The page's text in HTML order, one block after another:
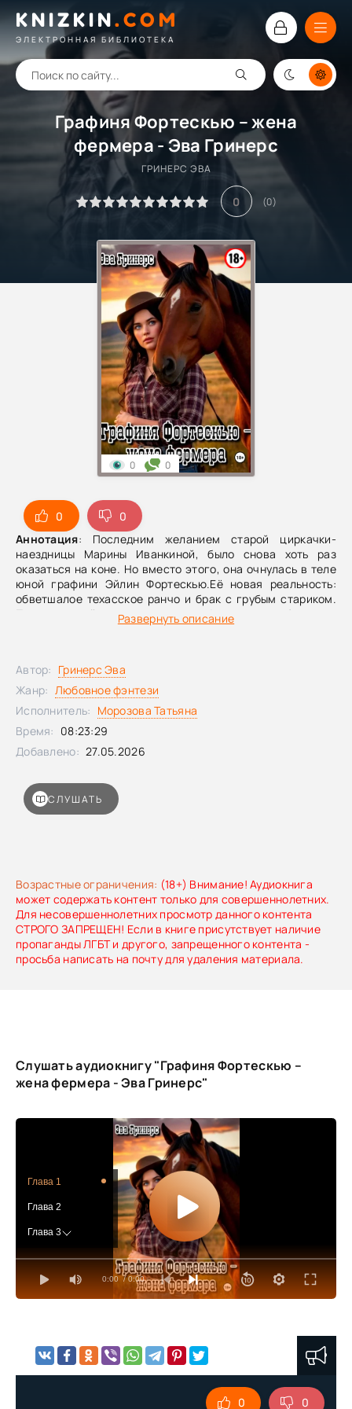
KNIZKIN. COM
ЭЛЕКТРОННАЯ БИБЛИОТЕКА
Графиня Фортескью – жена
фермера - Эва Гринерс
ГРИНЕРС ЭВА
0 (0)
0
0
Аннотация: Последним желанием старой циркачки-
наездницы Марины Иванкиной, было снова хоть раз
оказаться на коне. Но вместо этого, она очнулась в теле
юной графини Эйлин Фортескью.Её новая реальность:
обветшалое техасское ранчо и брак с грубым стариком.
Почему семейство аристократов Фортескью избавилось
от родной дочери, да ещё и приплатило, чтобы этот
в прямом и переносном смысле.
Развернуть описание
Возрастные ограничения: (18+) Внимание! Аудиокнига
может содержать контент только для совершеннолетних.
Для несовершеннолетних просмотр данного контента
СТРОГО ЗАПРЕЩЕН! Если в книге присутствует наличие
пропаганды ЛГБТ и другого, запрещенного контента -
просьба написать на почту для удаления материала.
0 0
СЛУШАТЬ
Автор: Гринерс Эва
Жанр: Любовное фэнтези
Исполнитель: Морозова Татьяна
Время: 08:23:29
Добавлено: 27.05.2026
Слушать аудиокнигу "Графиня Фортескью –
жена фермера - Эва Гринерс"
0:00 / 0:00
Глава 1
Глава 2
Глава 3
Глава 4
Глава 5
Глава 8
0 0